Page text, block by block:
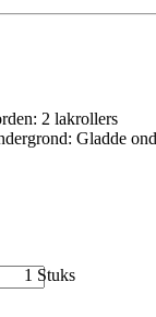
: 2 lakrollers
: Gladde
1 Stuks